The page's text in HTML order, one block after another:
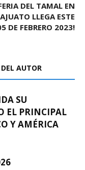
DEL TAMAL EN
LLEGA ESTE
DE FEBRERO 2023!
AUTOR
SU
EL PRINCIPAL
Y AMÉRICA